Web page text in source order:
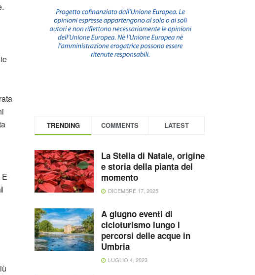
TRENDING COMMENTS LATEST
La Stella di Natale, origine
e storia della pianta del
momento
DICEMBRE 17, 2025
A giugno eventi di
cicloturismo lungo i
percorsi delle acque in
Umbria
LUGLIO 4, 2023